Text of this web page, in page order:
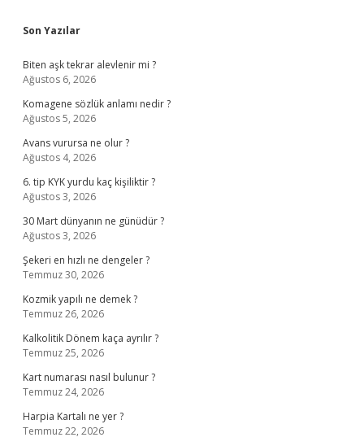
Sidebar
Son Yazılar
Biten aşk tekrar alevlenir mi ?
Ağustos 6, 2026
Komagene sözlük anlamı nedir ?
Ağustos 5, 2026
Avans vurursa ne olur ?
Ağustos 4, 2026
6. tip KYK yurdu kaç kişiliktir ?
Ağustos 3, 2026
30 Mart dünyanın ne günüdür ?
Ağustos 3, 2026
Şekeri en hızlı ne dengeler ?
Temmuz 30, 2026
Kozmik yapılı ne demek ?
Temmuz 26, 2026
Kalkolitik Dönem kaça ayrılır ?
Temmuz 25, 2026
Kart numarası nasıl bulunur ?
Temmuz 24, 2026
Harpia Kartalı ne yer ?
Temmuz 22, 2026